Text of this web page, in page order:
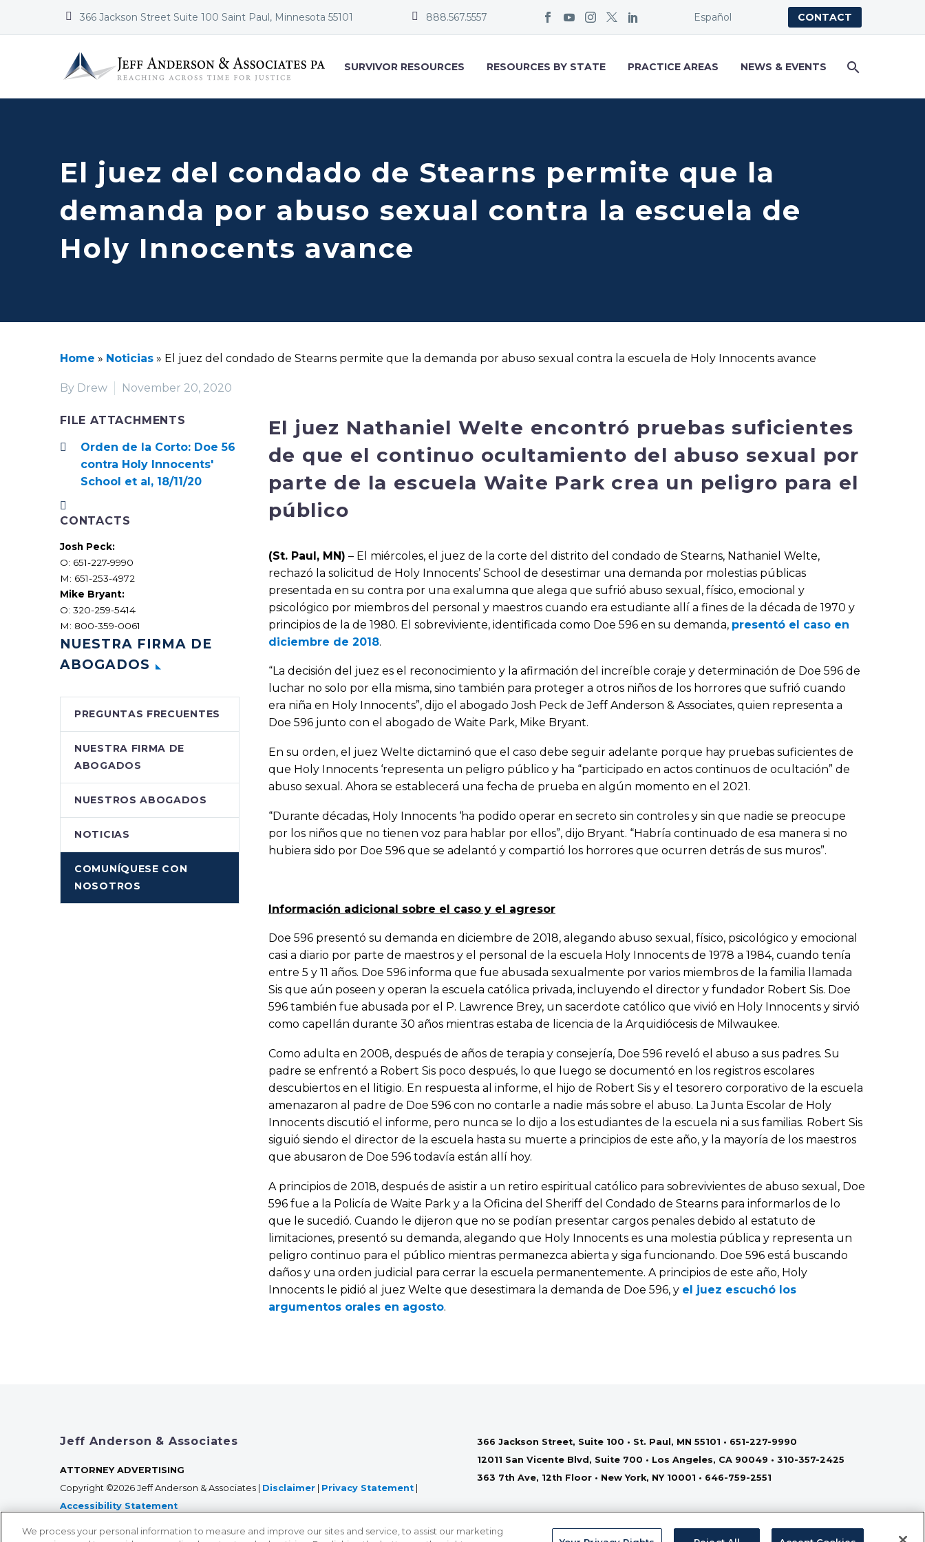

 366 Jackson Street Suite 100 Saint Paul, Minnesota 55101 
 888.567.5557 Español CONTACT
SURVIVOR RESOURCES RESOURCES BY STATE PRACTICE AREAS NEWS & EVENTS
El juez del condado de Stearns permite que la
demanda por abuso sexual contra la escuela de
Holy Innocents avance
Home » Noticias » El juez del condado de Stearns permite que la demanda por abuso sexual contra la escuela de Holy Innocents avance
By Drew November 20, 2020
El juez Nathaniel Welte encontró pruebas suficientes
de que el continuo ocultamiento del abuso sexual por
parte de la escuela Waite Park crea un peligro para el
público
(St. Paul, MN) – El miércoles, el juez de la corte del distrito del condado de Stearns, Nathaniel Welte,
rechazó la solicitud de Holy Innocents’ School de desestimar una demanda por molestias públicas
presentada en su contra por una exalumna que alega que sufrió abuso sexual, físico, emocional y
psicológico por miembros del personal y maestros cuando era estudiante allí a fines de la década de 1970 y
principios de la de 1980. El sobreviviente, identificada como Doe 596 en su demanda, presentó el caso en
diciembre de 2018.
“La decisión del juez es el reconocimiento y la afirmación del increíble coraje y determinación de Doe 596 de
luchar no solo por ella misma, sino también para proteger a otros niños de los horrores que sufrió cuando
era niña en Holy Innocents”, dijo el abogado Josh Peck de Jeff Anderson & Associates, quien representa a
Doe 596 junto con el abogado de Waite Park, Mike Bryant.
En su orden, el juez Welte dictaminó que el caso debe seguir adelante porque hay pruebas suficientes de
que Holy Innocents ‘representa un peligro público y ha “participado en actos continuos de ocultación” de
abuso sexual. Ahora se establecerá una fecha de prueba en algún momento en el 2021.
“Durante décadas, Holy Innocents ‘ha podido operar en secreto sin controles y sin que nadie se preocupe
por los niños que no tienen voz para hablar por ellos”, dijo Bryant. “Habría continuado de esa manera si no
hubiera sido por Doe 596 que se adelantó y compartió los horrores que ocurren detrás de sus muros”.
Información adicional sobre el caso y el agresor
Doe 596 presentó su demanda en diciembre de 2018, alegando abuso sexual, físico, psicológico y emocional
casi a diario por parte de maestros y el personal de la escuela Holy Innocents de 1978 a 1984, cuando tenía
entre 5 y 11 años. Doe 596 informa que fue abusada sexualmente por varios miembros de la familia llamada
Sis que aún poseen y operan la escuela católica privada, incluyendo el director y fundador Robert Sis. Doe
596 también fue abusada por el P. Lawrence Brey, un sacerdote católico que vivió en Holy Innocents y sirvió
como capellán durante 30 años mientras estaba de licencia de la Arquidiócesis de Milwaukee.
Como adulta en 2008, después de años de terapia y consejería, Doe 596 reveló el abuso a sus padres. Su
padre se enfrentó a Robert Sis poco después, lo que luego se documentó en los registros escolares
descubiertos en el litigio. En respuesta al informe, el hijo de Robert Sis y el tesorero corporativo de la escuela
amenazaron al padre de Doe 596 con no contarle a nadie más sobre el abuso. La Junta Escolar de Holy
Innocents discutió el informe, pero nunca se lo dijo a los estudiantes de la escuela ni a sus familias. Robert Sis
siguió siendo el director de la escuela hasta su muerte a principios de este año, y la mayoría de los maestros
que abusaron de Doe 596 todavía están allí hoy.
A principios de 2018, después de asistir a un retiro espiritual católico para sobrevivientes de abuso sexual, Doe
596 fue a la Policía de Waite Park y a la Oficina del Sheriff del Condado de Stearns para informarlos de lo
que le sucedió. Cuando le dijeron que no se podían presentar cargos penales debido al estatuto de
limitaciones, presentó su demanda, alegando que Holy Innocents es una molestia pública y representa un
peligro continuo para el público mientras permanezca abierta y siga funcionando. Doe 596 está buscando
daños y una orden judicial para cerrar la escuela permanentemente. A principios de este año, Holy
Innocents le pidió al juez Welte que desestimara la demanda de Doe 596, y el juez escuchó los
argumentos orales en agosto.
FILE ATTACHMENTS
Orden de la Corto: Doe 56
contra Holy Innocents'
School et al, 18/11/20
CONTACTS
Josh Peck:
O: 651-227-9990
M: 651-253-4972
Mike Bryant:
O: 320-259-5414
M: 800-359-0061
NUESTRA FIRMA DE
ABOGADOS
PREGUNTAS FRECUENTES
NUESTRA FIRMA DE
ABOGADOS
NUESTROS ABOGADOS
NOTICIAS
COMUNÍQUESE CON
NOSOTROS
Jeff Anderson & Associates
ATTORNEY ADVERTISING
Copyright ©2026 Jeff Anderson & Associates | Disclaimer | Privacy Statement |
Accessibility Statement
366 Jackson Street, Suite 100 • St. Paul, MN 55101 • 651-227-9990
12011 San Vicente Blvd, Suite 700 • Los Angeles, CA 90049 • 310-357-2425
363 7th Ave, 12th Floor • New York, NY 10001 • 646-759-2551
We process your personal information to measure and improve our sites and service, to assist our marketing